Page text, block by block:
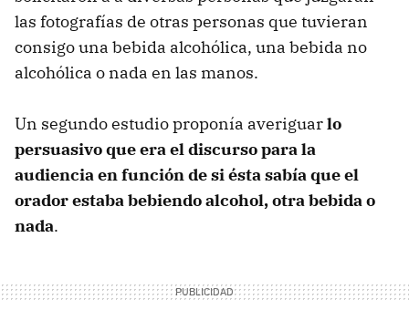
las fotografías de otras personas que tuvieran
consigo una bebida alcohólica, una bebida no
alcohólica o nada en las manos.
Un segundo estudio proponía averiguarlo
persuasivo que era el discurso para la
audiencia en función de si ésta sabía que el
orador estaba bebiendo alcohol, otra bebida o
nada.